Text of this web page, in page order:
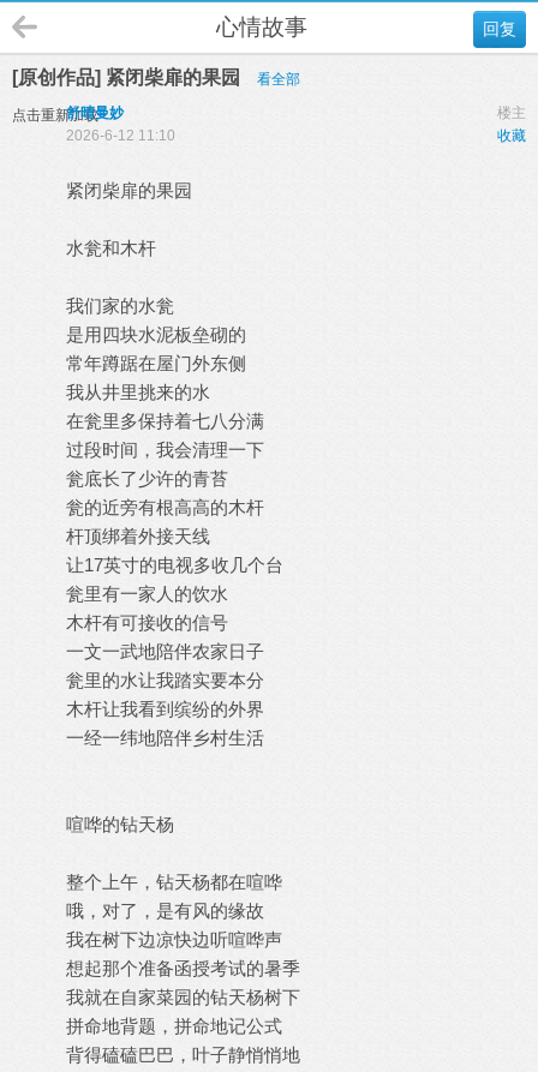
回复
心情故事
[原创作品] 紧闭柴扉的果园 看全部
点击重新加载 楼主
舒晴曼妙
收藏
2026-6-12 11:10
紧闭柴扉的果园
水瓮和木杆
我们家的水瓮
是用四块水泥板垒砌的
常年蹲踞在屋门外东侧
我从井里挑来的水
在瓮里多保持着七八分满
过段时间，我会清理一下
瓮底长了少许的青苔
瓮的近旁有根高高的木杆
杆顶绑着外接天线
让17英寸的电视多收几个台
瓮里有一家人的饮水
木杆有可接收的信号
一文一武地陪伴农家日子
瓮里的水让我踏实要本分
木杆让我看到缤纷的外界
一经一纬地陪伴乡村生活
喧哗的钻天杨
整个上午，钻天杨都在喧哗
哦，对了，是有风的缘故
我在树下边凉快边听喧哗声
想起那个准备函授考试的暑季
我就在自家菜园的钻天杨树下
拼命地背题，拼命地记公式
背得磕磕巴巴，叶子静悄悄地